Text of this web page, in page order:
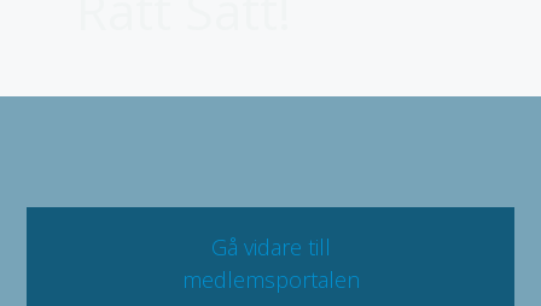
Gå vidare till
medlemsportalen